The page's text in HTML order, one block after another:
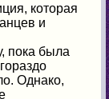
которая
и
пока была
Однако,